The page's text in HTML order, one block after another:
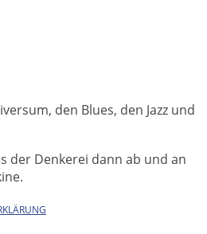
den Blues, den Jazz und
der Denkerei dann ab und an